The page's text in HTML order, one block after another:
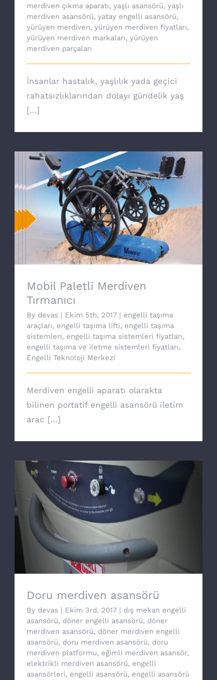
merdiven çıkma aparatı, yaşlı asansörü, yaşlı
merdiven asansörü, yatay engelli asansörü,
yürüyen merdiven, yürüyen merdiven fiyatları,
yürüyen merdiven markaları, yürüyen
merdiven parçaları
İnsanlar hastalık, yaşlılık yada geçici
rahatsızlıklarından dolayı gündelik yaş
[...]
Mobil Paletli Merdiven Tırmanıcı
Mobil Paletli Merdiven
Tırmanıcı
By devas | Ekim 5th, 2017 | engelli taşıma
araçları, engelli taşıma lifti, engelli taşıma
sistemleri, engelli taşıma sistemleri fiyatları,
engelli taşıma ve iletme sistemleri fiyatları,
Engelli Teknoloji Merkezi
Merdiven engelli aparatı olarakta
bilinen portatif engelli asansörü iletim
arac [...]
Doru merdiven asansörü
Doru merdiven asansörü
By devas | Ekim 3rd, 2017 | dış mekan engelli
asansörü, döner engelli asansörü, döner
merdiven asansörü, döner merdiven engelli
asansörü, doru merdiven asansörü, doru
merdiven platformu, eğimli merdiven asansör,
elektrikli merdiven asansörü, engelli
asansörleri, engelli asansörü, engelli asansörü